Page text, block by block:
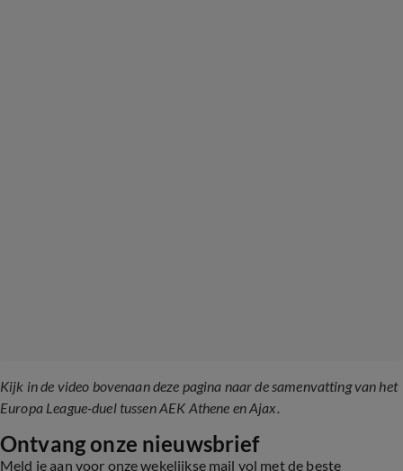
Kijk in de video bovenaan deze pagina naar de samenvatting van het
Europa League-duel tussen AEK Athene en Ajax.
Ontvang onze nieuwsbrief
Meld je aan voor onze wekelijkse mail vol met de beste